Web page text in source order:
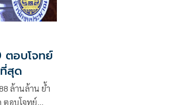
ตอบโจทย์
สุด
ล้านล้าน ย้ำ
ตอบโจทย์